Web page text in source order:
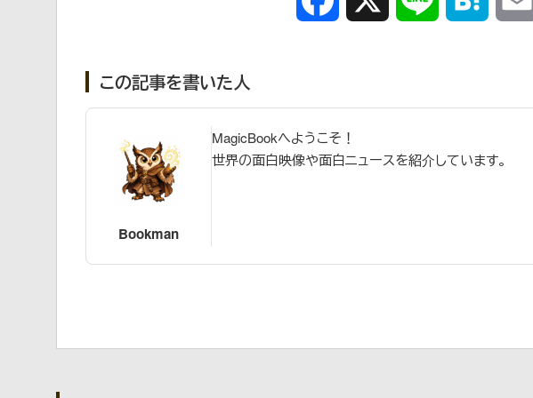
この記事を書いた人
Bookman
MagicBookへようこそ！
世界の面白映像や面白ニュースを紹介しています。